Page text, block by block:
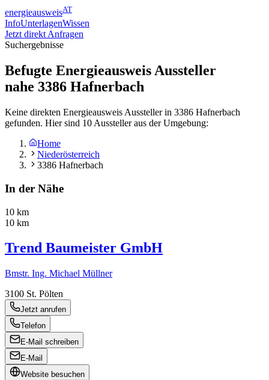
energieausweisAT
InfoUnterlagenWissen
Jetzt direkt Anfragen
Suchergebnisse
Befugte Energieausweis Aussteller
nahe 3386 Hafnerbach
Keine direkten Energieausweis Aussteller in 3386 Hafnerbach
gefunden. Hier sind 10 Aussteller aus der Umgebung:
Home
Niederösterreich
3386 Hafnerbach
In der Nähe
10 km
10 km
Trend Baumeister GmbH
Bmstr. Ing. Michael Müllner
3100 St. Pölten
Jetzt anrufen
Telefon
E-Mail schreiben
E-Mail
Website besuchen